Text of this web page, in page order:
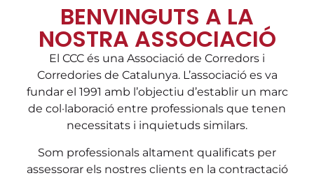
BENVINGUTS A LA
NOSTRA ASSOCIACIÓ
El CCC és una Associació de Corredors i
Corredories de Catalunya. L’associació es va
fundar el 1991 amb l’objectiu d’establir un marc
de col·laboració entre professionals que tenen
necessitats i inquietuds similars.
Som professionals altament qualificats per
assessorar els nostres clients en la contractació